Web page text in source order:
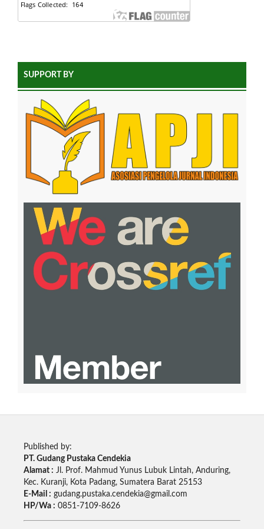
SUPPORT BY
Published by:
PT. Gudang Pustaka Cendekia
Alamat : Jl. Prof. Mahmud Yunus Lubuk Lintah, Anduring,
Kec. Kuranji, Kota Padang, Sumatera Barat 25153
E-Mail : gudang.pustaka.cendekia@gmail.com
HP/Wa : 0851-7109-8626